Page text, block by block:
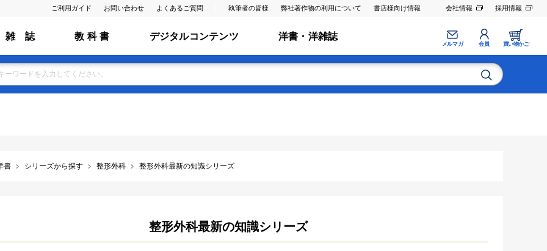
ご利用ガイド お問い合わせ よくあるご質問 執筆者の皆様 弊社著作物の利用について 書店様向け情報 会社情報 採用情報
雑 誌 教 科 書 デジタルコンテンツ 洋書・洋雑誌
メルマガ 会員 買い物かご
書 シリーズから探す 整形外科 整形外科最新の知識シリーズ
整形外科最新の知識シリーズ